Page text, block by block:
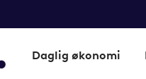
Daglig økonomi